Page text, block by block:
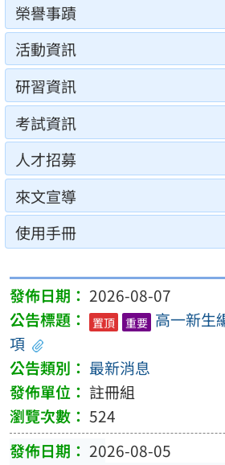
榮譽事蹟
活動資訊
研習資訊
考試資訊
人才招募
來文宣導
使用手冊
2026-08-07
置頂 重要 高一新生
項
最新消息
註冊組
524
2026-08-05